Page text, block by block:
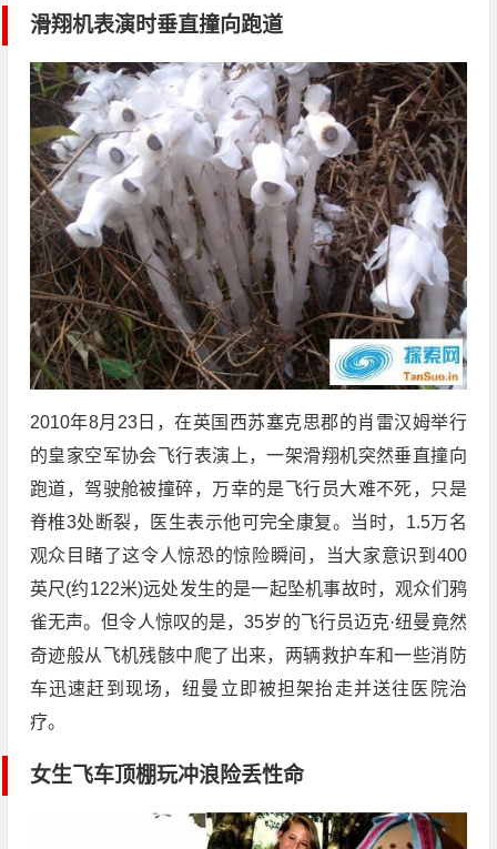
滑翔机表演时垂直撞向跑道
2010年8月23日，在英国西苏塞克思郡的肖雷汉姆举行
的皇家空军协会飞行表演上，一架滑翔机突然垂直撞向
跑道，驾驶舱被撞碎，万幸的是飞行员大难不死，只是
脊椎3处断裂，医生表示他可完全康复。当时，1.5万名
观众目睹了这令人惊恐的惊险瞬间，当大家意识到400
英尺(约122米)远处发生的是一起坠机事故时，观众们鸦
雀无声。但令人惊叹的是，35岁的飞行员迈克·纽曼竟然
奇迹般从飞机残骸中爬了出来，两辆救护车和一些消防
车迅速赶到现场，纽曼立即被担架抬走并送往医院治
疗。
女生飞车顶棚玩冲浪险丢性命